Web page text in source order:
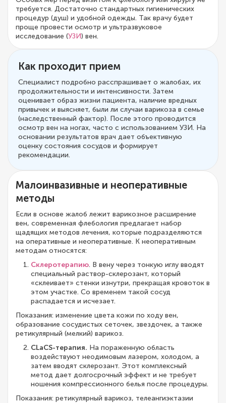
требуется. Достаточно стандартных гигиенических
процедур (душ) и удобной одежды. Так врачу будет
проще провести осмотр и ультразвуковое
исследование (УЗИ) вен.
Как проходит прием
Специалист подробно расспрашивает о жалобах, их
продолжительности и интенсивности. Затем
оценивает образ жизни пациента, наличие вредных
привычек и выясняет, были ли случаи варикоза в семье
(наследственный фактор). После этого проводится
осмотр вен на ногах, часто с использованием УЗИ. На
основании результатов врач дает объективную
оценку состояния сосудов и формирует
рекомендации.
Малоинвазивные и неоперативные
методы
Если в основе жалоб лежит варикозное расширение
вен, современная флебология предлагает набор
щадящих методов лечения, которые подразделяются
на оперативные и неоперативные. К неоперативным
методам относятся:
Склеротерапию. В вену через тонкую иглу вводят
специальный раствор-склерозант, который
«склеивает» стенки изнутри, прекращая кровоток в
этом участке. Со временем такой сосуд
распадается и исчезает.
Показания: изменение цвета кожи по ходу вен,
образование сосудистых сеточек, звездочек, а также
ретикулярный (мелкий) варикоз.
CLaCS-терапия. На пораженную область
воздействуют неодимовым лазером, холодом, а
затем вводят склерозант. Этот комплексный
метод дает долгосрочный эффект и не требует
ношения компрессионного белья после процедуры.
Показания: ретикулярный варикоз, телеангиэктазии